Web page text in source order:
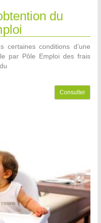
du
certaines conditions d’une
par Pôle Emploi des frais
Consulter